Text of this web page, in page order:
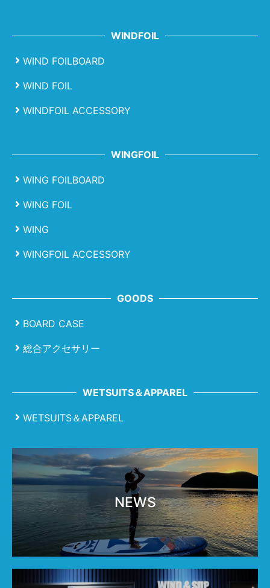
WINDFOIL
WIND FOILBOARD
WIND FOIL
WINDFOIL ACCESSORY
WINGFOIL
WING FOILBOARD
WING FOIL
WING
WINGFOIL ACCESSORY
GOODS
BOARD CASE
総合アクセサリー
WETSUITS＆APPAREL
WETSUITS＆APPAREL
NEWS